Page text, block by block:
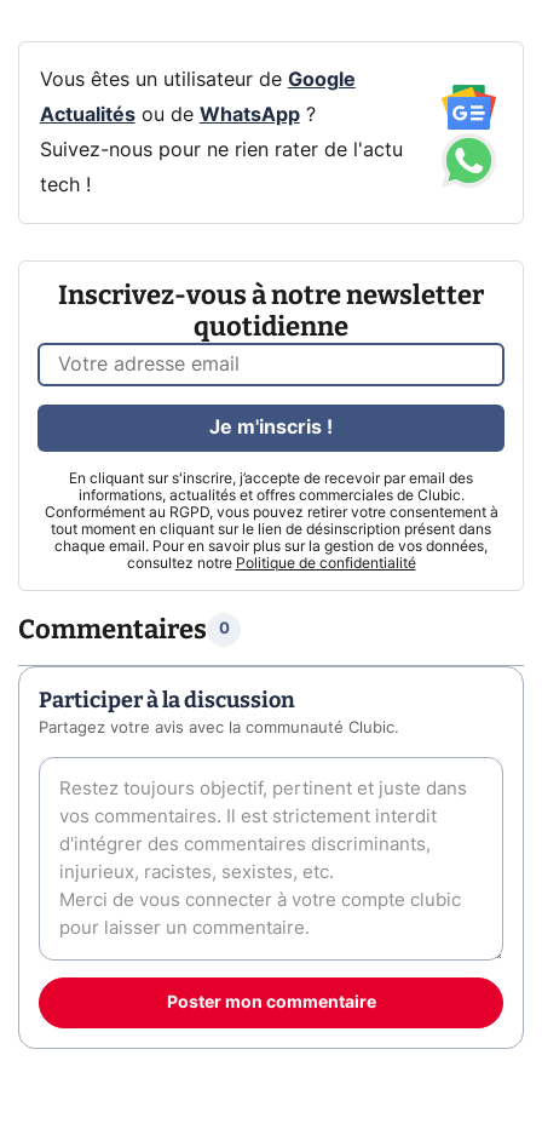
Vous êtes un utilisateur de Google
Actualitésou de WhatsApp?
Suivez-nous pour ne rien rater de l'actu
tech !
Inscrivez-vous à notre newsletter
quotidienne
En cliquant sur s'inscrire, j’accepte de recevoir par email des
informations, actualités et offres commerciales de Clubic.
Conformément au RGPD, vous pouvez retirer votre consentement à
tout moment en cliquant sur le lien de désinscription présent dans
chaque email. Pour en savoir plus sur la gestion de vos données,
consultez notre Politique de confidentialité
Je m'inscris !
Commentaires 0
Participer à la discussion
Partagez votre avis avec la communauté Clubic.
Poster mon commentaire